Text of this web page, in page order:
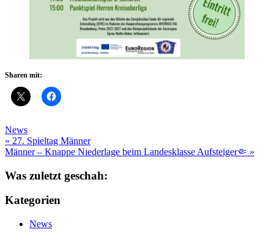
Sharen mit:
News
Beitragsnavigation
« 27. Spieltag Männer
Männer – Knappe Niederlage beim Landesklasse Aufsteiger🤏 »
Was zuletzt geschah:
Kategorien
News